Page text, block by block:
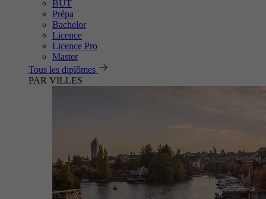
BUT
Prépa
Bachelor
Licence
Licence Pro
Master
Tous les diplômes
PAR VILLES